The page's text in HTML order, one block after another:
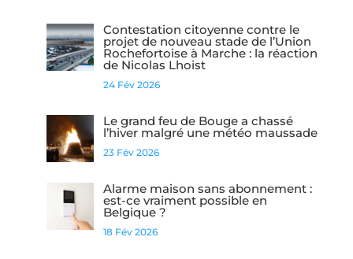
Contestation citoyenne contre le
projet de nouveau stade de l’Union
Rochefortoise à Marche : la réaction
de Nicolas Lhoist
24 Fév 2026
Le grand feu de Bouge a chassé
l’hiver malgré une météo maussade
23 Fév 2026
Alarme maison sans abonnement :
est-ce vraiment possible en
Belgique ?
18 Fév 2026